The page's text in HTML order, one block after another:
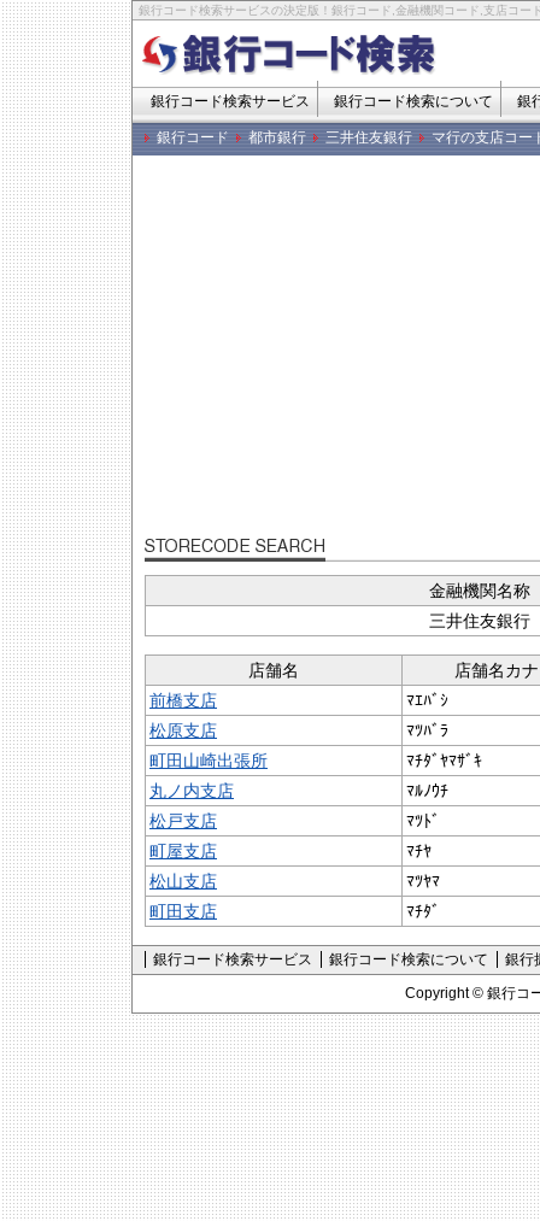
銀行コード検索サービスの決定版！銀行コード,金融機関コード,支店コー
銀行コード検索サービス 銀行コード検索について 銀
銀行コード 都市銀行 三井住友銀行 マ行の支店コー
金融機関名称
三井住友銀行
店舗名
店舗名カナ
前橋支店
ﾏｴﾊﾞｼ
松原支店
ﾏﾂﾊﾞﾗ
町田山崎出張所
ﾏﾁﾀﾞﾔﾏｻﾞｷ
丸ノ内支店
ﾏﾙﾉｳﾁ
松戸支店
ﾏﾂﾄﾞ
町屋支店
ﾏﾁﾔ
松山支店
ﾏﾂﾔﾏ
町田支店
ﾏﾁﾀﾞ
銀行コード検索サービス 銀行コード検索について
銀行
Copyright © 銀行コ